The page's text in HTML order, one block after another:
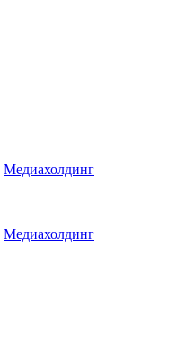
Медиахолдинг
Медиахолдинг